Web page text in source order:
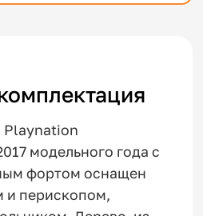
Playnation
модельного года с
фортом оснащен
и перископом,